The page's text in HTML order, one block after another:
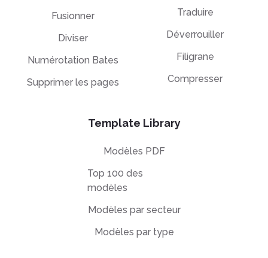
Fusionner
Diviser
Numérotation Bates
Supprimer les pages
Traduire
Déverrouiller
Filigrane
Compresser
Template Library
Modèles PDF
Top 100 des
modèles
Modèles par secteur
Modèles par type